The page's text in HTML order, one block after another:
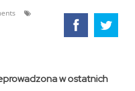
w ostatnich